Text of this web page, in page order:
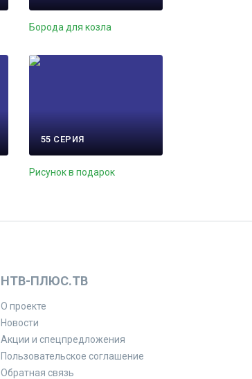
Борода для козла
55 СЕРИЯ
Рисунок в подарок
НТВ-ПЛЮС.ТВ
О проекте
Новости
Акции и спецпредложения
Пользовательское соглашение
Обратная связь